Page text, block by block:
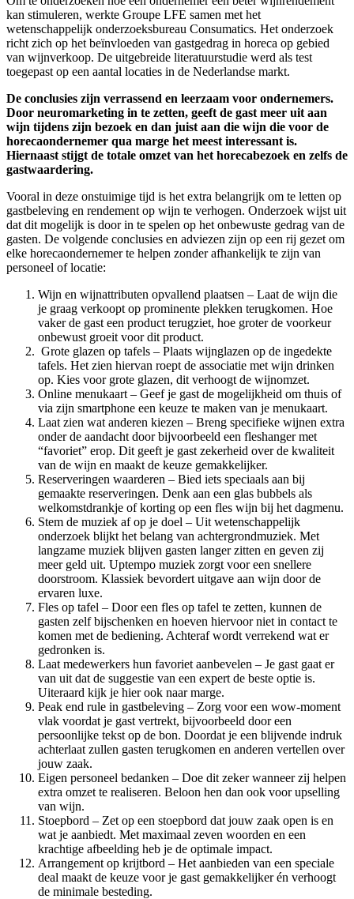
kan stimuleren, werkte Groupe LFE samen met het
wetenschappelijk onderzoeksbureau Consumatics. Het onderzoek
richt zich op het beïnvloeden van gastgedrag in horeca op gebied
van wijnverkoop. De uitgebreide literatuurstudie werd als test
toegepast op een aantal locaties in de Nederlandse markt.
De conclusies zijn verrassend en leerzaam voor ondernemers.
Door neuromarketing in te zetten, geeft de gast meer uit aan
wijn tijdens zijn bezoek en dan juist aan die wijn die voor de
horecaondernemer qua marge het meest interessant is.
Hiernaast stijgt de totale omzet van het horecabezoek en zelfs de
gastwaardering.
Vooral in deze onstuimige tijd is het extra belangrijk om te letten op
gastbeleving en rendement op wijn te verhogen. Onderzoek wijst uit
dat dit mogelijk is door in te spelen op het onbewuste gedrag van de
gasten. De volgende conclusies en adviezen zijn op een rij gezet om
elke horecaondernemer te helpen zonder afhankelijk te zijn van
personeel of locatie:
Wijn en wijnattributen opvallend plaatsen – Laat de wijn die
je graag verkoopt op prominente plekken terugkomen. Hoe
vaker de gast een product terugziet, hoe groter de voorkeur
onbewust groeit voor dit product.
Grote glazen op tafels – Plaats wijnglazen op de ingedekte
tafels. Het zien hiervan roept de associatie met wijn drinken
op. Kies voor grote glazen, dit verhoogt de wijnomzet.
Online menukaart – Geef je gast de mogelijkheid om thuis of
via zijn smartphone een keuze te maken van je menukaart.
Laat zien wat anderen kiezen – Breng specifieke wijnen extra
onder de aandacht door bijvoorbeeld een fleshanger met
“favoriet” erop. Dit geeft je gast zekerheid over de kwaliteit
van de wijn en maakt de keuze gemakkelijker.
Reserveringen waarderen – Bied iets speciaals aan bij
gemaakte reserveringen. Denk aan een glas bubbels als
welkomstdrankje of korting op een fles wijn bij het dagmenu.
Stem de muziek af op je doel – Uit wetenschappelijk
onderzoek blijkt het belang van achtergrondmuziek. Met
langzame muziek blijven gasten langer zitten en geven zij
meer geld uit. Uptempo muziek zorgt voor een snellere
doorstroom. Klassiek bevordert uitgave aan wijn door de
ervaren luxe.
Fles op tafel – Door een fles op tafel te zetten, kunnen de
gasten zelf bijschenken en hoeven hiervoor niet in contact te
komen met de bediening. Achteraf wordt verrekend wat er
gedronken is.
Laat medewerkers hun favoriet aanbevelen – Je gast gaat er
van uit dat de suggestie van een expert de beste optie is.
Uiteraard kijk je hier ook naar marge.
Peak end rule in gastbeleving – Zorg voor een wow-moment
vlak voordat je gast vertrekt, bijvoorbeeld door een
persoonlijke tekst op de bon. Doordat je een blijvende indruk
achterlaat zullen gasten terugkomen en anderen vertellen over
jouw zaak.
Eigen personeel bedanken – Doe dit zeker wanneer zij helpen
extra omzet te realiseren. Beloon hen dan ook voor upselling
van wijn.
Stoepbord – Zet op een stoepbord dat jouw zaak open is en
wat je aanbiedt. Met maximaal zeven woorden en een
krachtige afbeelding heb je de optimale impact.
Arrangement op krijtbord – Het aanbieden van een speciale
deal maakt de keuze voor je gast gemakkelijker én verhoogt
de minimale besteding.